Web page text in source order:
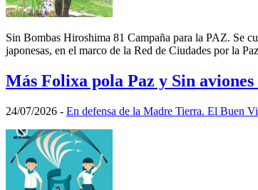
Sin Bombas Hiroshima 81 Campaña para la PAZ. Se
japonesas, en el marco de la Red de Ciudades por la
Más Folixa pola Paz y Sin
24/07/2026 - En defensa de la Madre Tierra. El Buen